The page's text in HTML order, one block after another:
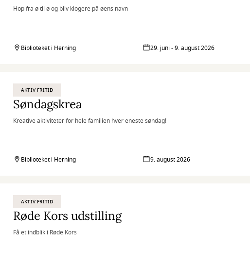
Hop fra ø til ø og bliv klogere på øens navn
Biblioteket i Herning 29. juni - 9. august 2026
AKTIV FRITID
Søndagskrea
Kreative aktiviteter for hele familien hver eneste søndag!
Biblioteket i Herning 9. august 2026
AKTIV FRITID
Røde Kors udstilling
Få et indblik i Røde Kors